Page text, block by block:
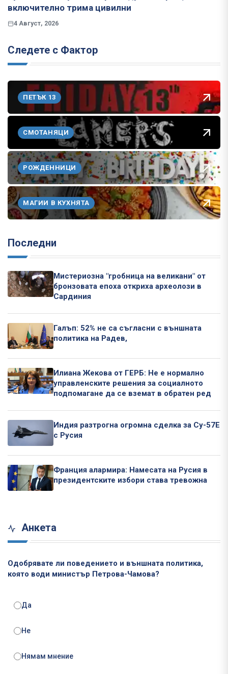
включително трима цивилни
4 Август, 2026
Следете с Фактор
ПЕТЪК 13
СМОТАНЯЦИ
РОЖДЕННИЦИ
МАГИИ В КУХНЯТА
Последни
Мистериозна "гробница на великани" от
бронзовата епоха откриха археолози в
Сардиния
Галъп: 52% не са съгласни с външната
политика на Радев,
Илиана Жекова от ГЕРБ: Не е нормално
управленските решения за социалното
подпомагане да се вземат в обратен ред
Индия разтрогна огромна сделка за Су-57Е
с Русия
Франция алармира: Намесата на Русия в
президентските избори става тревожна
Анкета
Одобрявате ли поведението и външната политика,
която води министър Петрова-Чамова?
Да
Не
Нямам мнение